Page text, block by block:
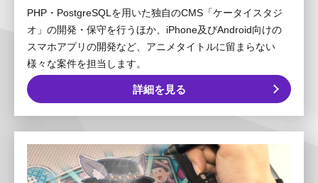
PHP・PostgreSQLを用いた独自のCMS「ケータイスタジ
オ」の開発・保守を行うほか、iPhone及びAndroid向けの
スマホアプリの開発など、アニメタイトルに留まらない
様々な案件を担当します。
詳細を見る